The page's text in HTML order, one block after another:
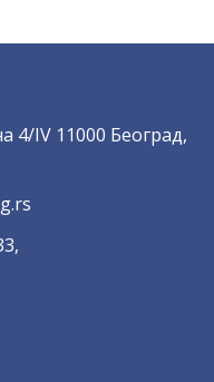
4/IV 11000 Београд,